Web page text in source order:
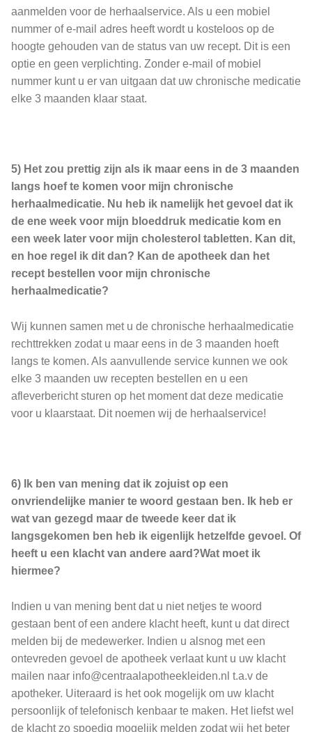
aanmelden voor de herhaalservice. Als u een mobiel
nummer of e-mail adres heeft wordt u kosteloos op de
hoogte gehouden van de status van uw recept. Dit is een
optie en geen verplichting. Zonder e-mail of mobiel
nummer kunt u er van uitgaan dat uw chronische medicatie
elke 3 maanden klaar staat.
5) Het zou prettig zijn als ik maar eens in de 3 maanden
langs hoef te komen voor mijn chronische
herhaalmedicatie. Nu heb ik namelijk het gevoel dat ik
de ene week voor mijn bloeddruk medicatie kom en
een week later voor mijn cholesterol tabletten. Kan dit,
en hoe regel ik dit dan? Kan de apotheek dan het
recept bestellen voor mijn chronische
herhaalmedicatie?
Wij kunnen samen met u de chronische herhaalmedicatie
rechttrekken zodat u maar eens in de 3 maanden hoeft
langs te komen. Als aanvullende service kunnen we ook
elke 3 maanden uw recepten bestellen en u een
afleverbericht sturen op het moment dat deze medicatie
voor u klaarstaat. Dit noemen wij de herhaalservice!
6) Ik ben van mening dat ik zojuist op een
onvriendelijke manier te woord gestaan ben. Ik heb er
wat van gezegd maar de tweede keer dat ik
langsgekomen ben heb ik eigenlijk hetzelfde gevoel. Of
heeft u een klacht van andere aard?Wat moet ik
hiermee?
Indien u van mening bent dat u niet netjes te woord
gestaan bent of een andere klacht heeft, kunt u dat direct
melden bij de medewerker. Indien u alsnog met een
ontevreden gevoel de apotheek verlaat kunt u uw klacht
mailen naar info@centraalapotheekleiden.nl t.a.v de
apotheker. Uiteraard is het ook mogelijk om uw klacht
persoonlijk of telefonisch kenbaar te maken. Het liefst wel
de klacht zo spoedig mogelijk melden zodat wij het beter